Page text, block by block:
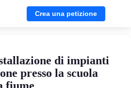
Crea una petizione
di impianti
presso la scuola